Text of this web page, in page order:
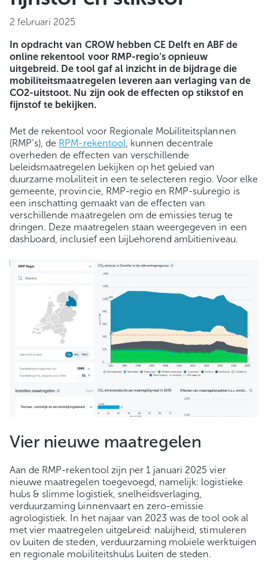
2 februari 2025
In opdracht van CROW hebben CE Delft en ABF de
online rekentool voor RMP-regio’s opnieuw
uitgebreid. De tool gaf al inzicht in de bijdrage die
mobiliteitsmaatregelen leveren aan verlaging van de
CO2-uitstoot. Nu zijn ook de effecten op stikstof en
fijnstof te bekijken.
Met de rekentool voor Regionale Mobiliteitsplannen
(RMP’s), de RPM-rekentool, kunnen decentrale
overheden de effecten van verschillende
beleidsmaatregelen bekijken op het gebied van
duurzame mobiliteit in een te selecteren regio. Voor elke
gemeente, provincie, RMP-regio en RMP-subregio is
een inschatting gemaakt van de effecten van
verschillende maatregelen om de emissies terug te
dringen. Deze maatregelen staan weergegeven in een
dashboard, inclusief een bijbehorend ambitieniveau.
Vier nieuwe maatregelen
Aan de RMP-rekentool zijn per 1 januari 2025 vier
nieuwe maatregelen toegevoegd, namelijk: logistieke
hubs & slimme logistiek, snelheidsverlaging,
verduurzaming binnenvaart en zero-emissie
agrologistiek. In het najaar van 2023 was de tool ook al
met vier maatregelen uitgebreid: nabijheid, stimuleren
ov buiten de steden, verduurzaming mobiele werktuigen
en regionale mobiliteitshubs buiten de steden.